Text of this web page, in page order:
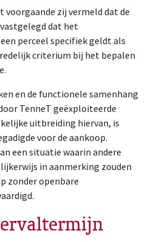
voorgaande zij vermeld dat de
dat het
perceel specifiek geldt als
criterium bij het bepalen
en de functionele samenhang
TenneT geëxploiteerde
uitbreiding hiervan, is
voor de aankoop.
een situatie waarin andere
in aanmerking zouden
zonder openbare